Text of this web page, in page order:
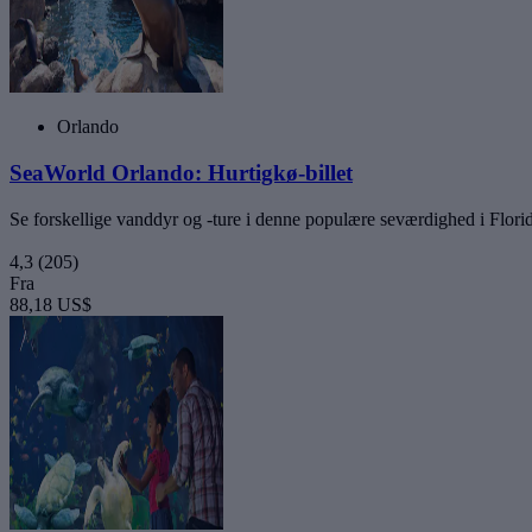
Orlando
SeaWorld Orlando: Hurtigkø-billet
Se forskellige vanddyr og -ture i denne populære seværdighed i
4,3 (205)
Fra
88,18 US$